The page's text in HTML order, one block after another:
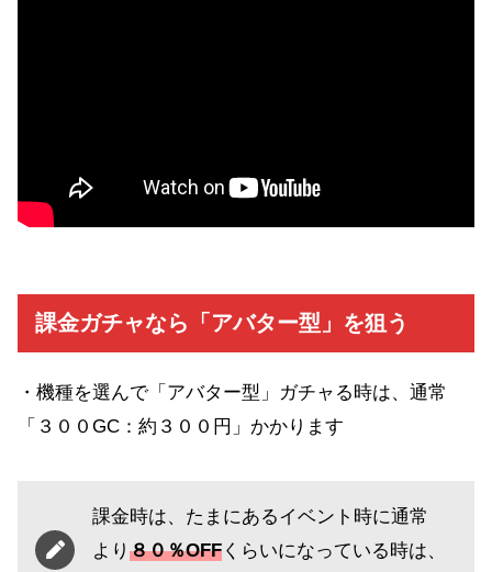
課金ガチャなら「アバター型」を狙う
・機種を選んで「アバター型」ガチャる時は、通常
「３００GC：約３００円」かかります
課金時は、たまにあるイベント時に通常
より ８０％OFF くらいになっている時は、